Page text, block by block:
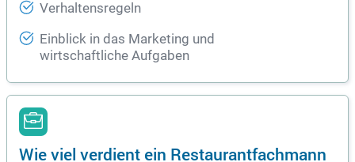
Verhaltensregeln
Einblick in das Marketing und
wirtschaftliche Aufgaben
Wie viel verdient ein Restaurantfachmann